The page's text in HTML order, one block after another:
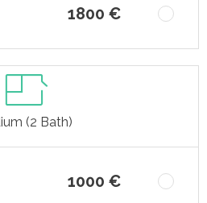
1800 €
(2 Bath)
1000 €